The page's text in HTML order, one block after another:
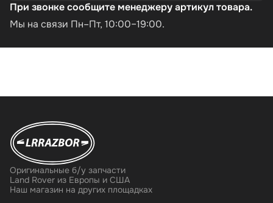
При звонке сообщите менеджеру артикул товара.
Мы на связи Пн–Пт, 10:00–19:00.
Оригинальные б/у запчасти
Land Rover из Европы и США
Наш магазин на других площадках